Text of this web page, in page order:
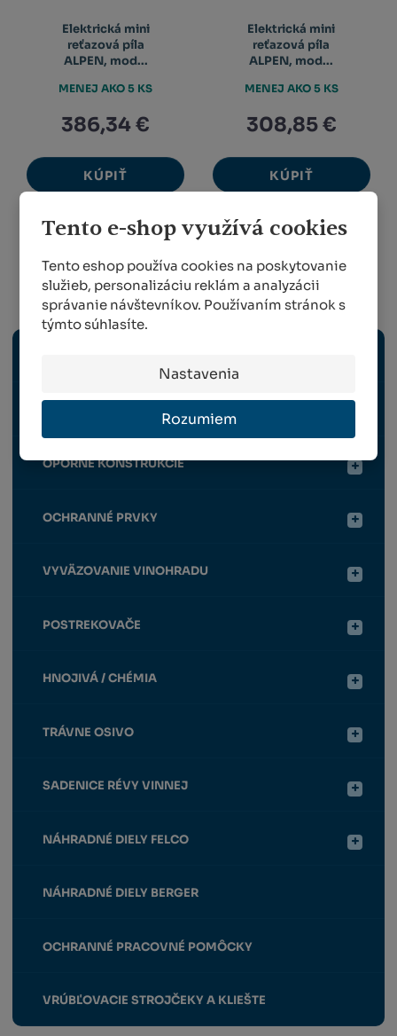
Tento e-shop využívá cookies
Tento eshop používa cookies na poskytovanie
služieb, personalizáciu reklám a analyzácii
správanie návštevníkov. Používaním stránok s
týmto súhlasíte.
Nastavenia
Rozumiem
Elektrická mini
reťazová píla
ALPEN, mod...
386,34 €
KÚPIŤ
MENEJ AKO 5 KS
Elektrická mini
reťazová píla
ALPEN, mod...
308,85 €
KÚPIŤ
MENEJ AKO 5 KS
Vinohradníctvo
OPORNÉ KONŠTRUKCIE
OCHRANNÉ PRVKY
VYVÄZOVANIE VINOHRADU
POSTREKOVAČE
HNOJIVÁ / CHÉMIA
TRÁVNE OSIVO
SADENICE RÉVY VINNEJ
NÁHRADNÉ DIELY FELCO
NÁHRADNÉ DIELY BERGER
OCHRANNÉ PRACOVNÉ POMÔCKY
VRÚBĽOVACIE STROJČEKY A KLIEŠTE